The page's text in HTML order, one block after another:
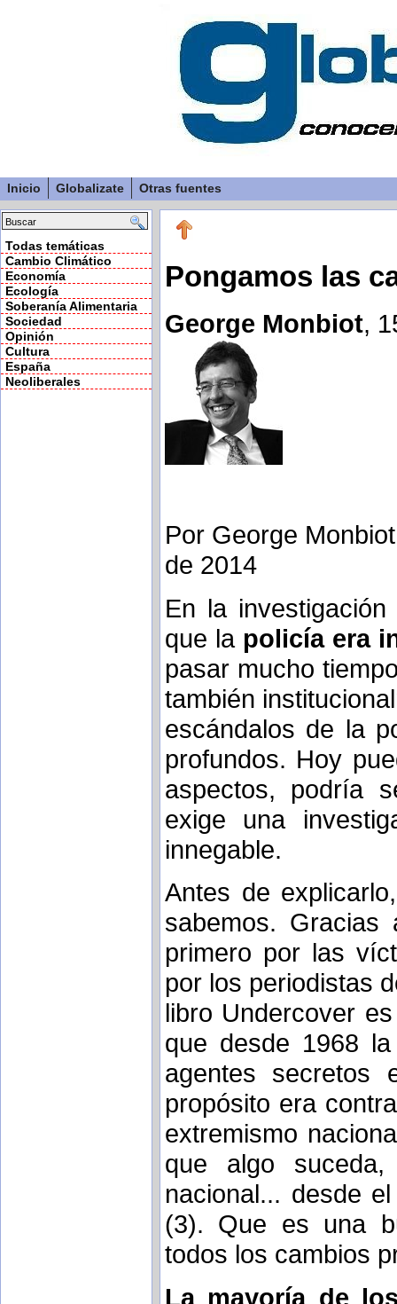
Inicio Globalizate Otras fuentes
Todas temáticas
Cambio Climático
Economía
Ecología
Soberanía Alimentaria
Sociedad
Opinión
Cultura
España
Neoliberales
Pongamos las
George Monbiot,
Por George
de 2014
En la
que lapolicía era
pasar mucho
también
escándalos de la
profundos. Hoy
aspectos, podría
exige una
innegable.
Antes de
sabemos. Gracias
primero por las
por los periodistas
libro Undercover
que desde 1968
agentes secretos
propósito era
extremismo
que algo
nacional... desde
(3). Que es una
todos los cambios
La mayoría de